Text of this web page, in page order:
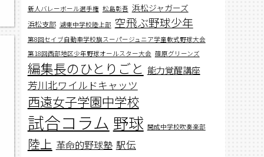
新人バレーボール選手権 松島彰吾 浜松ジャガーズ
浜松支部 湖東中学校陸上部 空飛ぶ野球少年
第8回セイブ自動車学校旗スーパージュニア学童軟式野球大会
第18回西部地区少年野球オールスター大会 篠原グリーンズ
編集長のひとりごと 能力覚醒講座
芳川北ワイルドキャッツ
西遠女子学園中学校
試合コラム 野球 開成中学校吹奏楽部
陸上 革命的野球塾 駅伝